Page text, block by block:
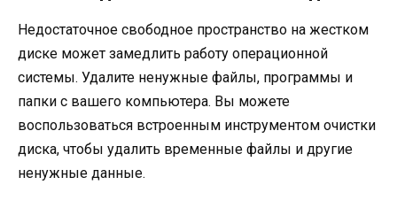
Недостаточное свободное пространство на жестком
диске может замедлить работу операционной
системы. Удалите ненужные файлы, программы и
папки с вашего компьютера. Вы можете
воспользоваться встроенным инструментом очистки
диска, чтобы удалить временные файлы и другие
ненужные данные.